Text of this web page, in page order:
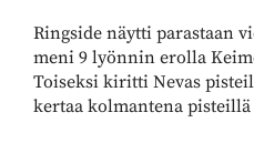
Ringside näytti parastaan
meni 9 lyönnin erolla
Toiseksi kiritti Nevas
kertaa kolmantena pisteillä